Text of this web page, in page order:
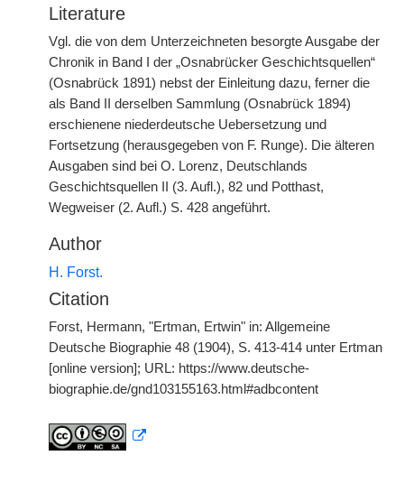
Literature
Vgl. die von dem Unterzeichneten besorgte Ausgabe der
Chronik in Band I der „Osnabrücker Geschichtsquellen“
(Osnabrück 1891) nebst der Einleitung dazu, ferner die
als Band II derselben Sammlung (Osnabrück 1894)
erschienene niederdeutsche Uebersetzung und
Fortsetzung (herausgegeben von F. Runge). Die älteren
Ausgaben sind bei O. Lorenz, Deutschlands
Geschichtsquellen II (3. Aufl.), 82 und Potthast,
Wegweiser (2. Aufl.) S. 428 angeführt.
Author
H. Forst.
Citation
Forst, Hermann, "Ertman, Ertwin" in: Allgemeine
Deutsche Biographie 48 (1904), S. 413-414 unter Ertman
[online version]; URL: https://www.deutsche-
biographie.de/gnd103155163.html#adbcontent